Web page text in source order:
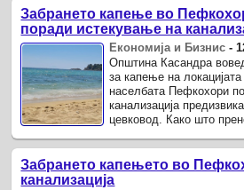
Забрането капење во
поради истекување на
Економија и Бизнис -
Општина Касандра
за капење на локацијата
населбата Пефкохори
канализација
цевковод. Како што
почнале со ...
Забрането капењето во
канализација